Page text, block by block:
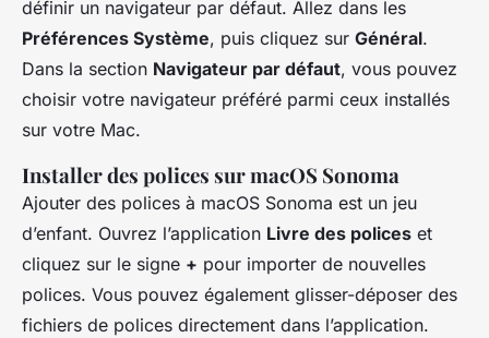
définir un navigateur par défaut. Allez dans les
Préférences Système, puis cliquez sur Général.
Dans la section Navigateur par défaut, vous pouvez
choisir votre navigateur préféré parmi ceux installés
sur votre Mac.
Installer des polices sur macOS Sonoma
Ajouter des polices à macOS Sonoma est un jeu
d’enfant. Ouvrez l’application Livre des polices et
cliquez sur le signe + pour importer de nouvelles
polices. Vous pouvez également glisser-déposer des
fichiers de polices directement dans l’application.